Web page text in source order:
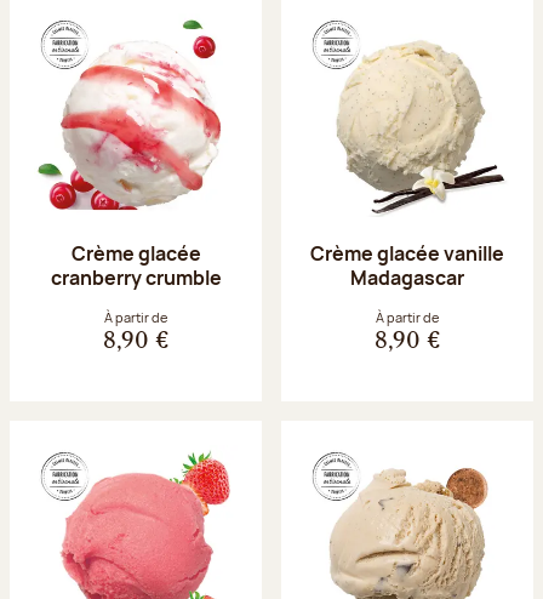
Crème glacée
cranberry crumble
À partir de
8,90 €
Crème glacée vanille
Madagascar
À partir de
8,90 €